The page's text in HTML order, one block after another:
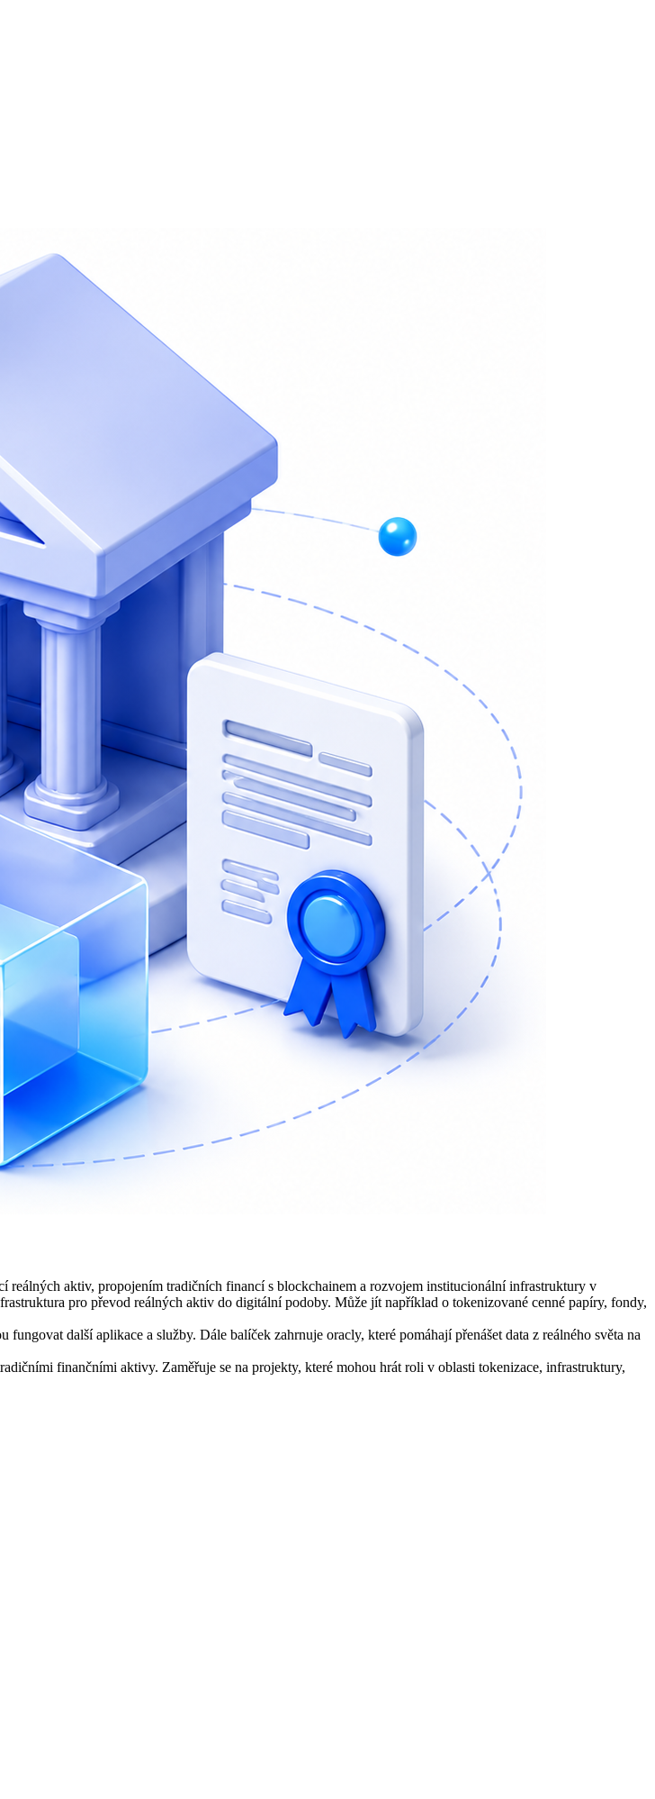
aktiv, propojením tradičních financí s blockchainem a rozvojem institucionální infrastruktury v
pro převod reálných aktiv do digitální podoby. Může jít například o tokenizované cenné papíry, fondy,
další aplikace a služby. Dále balíček zahrnuje oracly, které pomáhají přenášet data z reálného světa na
finančními aktivy. Zaměřuje se na projekty, které mohou hrát roli v oblasti tokenizace, infrastruktury,